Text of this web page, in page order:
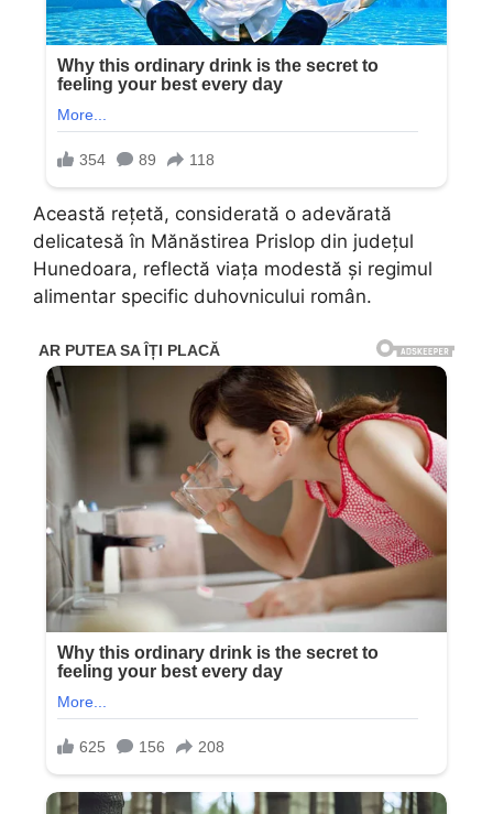
Această rețetă, considerată o adevărată
delicatesă în Mănăstirea Prislop din județul
Hunedoara, reflectă viața modestă și regimul
alimentar specific duhovnicului român.